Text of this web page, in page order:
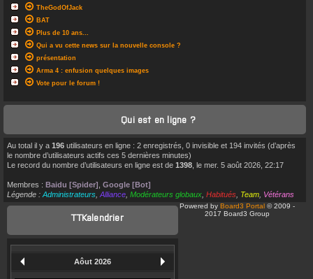
TheGodOfJack
BAT
Plus de 10 ans...
Qui a vu cette news sur la nouvelle console ?
présentation
Arma 4 : enfusion quelques images
Vote pour le forum !
Qui est en ligne ?
Au total il y a 196 utilisateurs en ligne : 2 enregistrés, 0 invisible et 194 invités (d’après
le nombre d’utilisateurs actifs ces 5 dernières minutes)
Le record du nombre d’utilisateurs en ligne est de 1398 , le mer. 5 août 2026, 22:17
Membres : Baidu [Spider] Google [Bot]
Légende : Administrateurs Alliance Modérateurs globaux Habitués Team Vétérans
TTKalendrier
Aôut 2026
Powered by Board3 Portal© 2009 -
2017 Board3 Group